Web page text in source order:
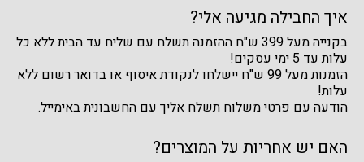
איך החבילה מגיעה אלי?
בקנייה מעל 399 ש"ח ההזמנה תשלח עם שליח עד הבית ללא כל
עלות עד 5 ימי עסקים!
הזמנות מעל 99 ש"ח יישלחו לנקודת איסוף או בדואר רשום ללא
עלות!
הודעה עם פרטי משלוח תשלח אליך עם החשבונית באימייל.
האם יש אחריות על המוצרים?